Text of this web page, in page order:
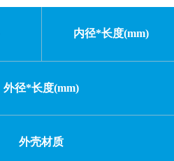
内径*长度(mm)
外径*长度(mm)
外壳材质